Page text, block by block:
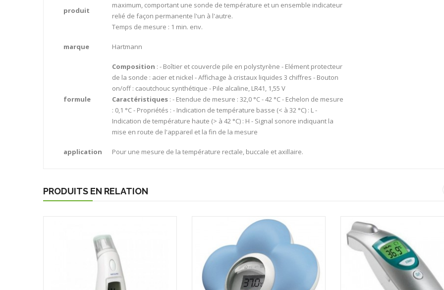
produit
maximum, comportant une sonde de température et un ensemble indicateur
relié de façon permanente l'un à l'autre.
Temps de mesure : 1 min. env.
marque Hartmann
formule
Composition : - Boîtier et couvercle pile en polystyrène - Elément protecteur
de la sonde : acier et nickel - Affichage à cristaux liquides 3 chiffres - Bouton
on/off : caoutchouc synthétique - Pile alcaline, LR41, 1,55 V
Caractéristiques : - Etendue de mesure : 32,0 °C - 42 °C - Echelon de mesure
: 0,1 °C - Propriétés : - Indication de température basse (< à 32 °C) : L -
Indication de température haute (> à 42 °C) : H - Signal sonore indiquant la
mise en route de l'appareil et la fin de la mesure
application Pour une mesure de la température rectale, buccale et axillaire.
PRODUITS EN RELATION